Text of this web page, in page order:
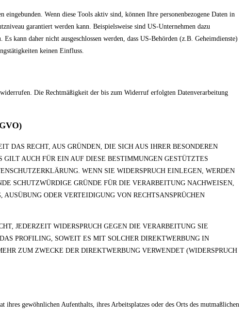
Wenn diese Tools aktiv sind, können Ihre personenbezogene Daten in
garantiert werden kann. Beispielsweise sind US-Unternehmen dazu
kann daher nicht ausgeschlossen werden, dass US-Behörden (z.B. Geheimdienste)
keinen Einfluss.
Die Rechtmäßigkeit der bis zum Widerruf erfolgten Datenverarbeitung
DAS RECHT, AUS GRÜNDEN, DIE SICH AUS IHRER BESONDEREN
AUCH FÜR EIN AUF DIESE BESTIMMUNGEN GESTÜTZTES
WENN SIE WIDERSPRUCH EINLEGEN, WERDEN
SCHUTZWÜRDIGE GRÜNDE FÜR DIE VERARBEITUNG NACHWEISEN,
ODER VERTEIDIGUNG VON RECHTSANSPRÜCHEN
JEDERZEIT WIDERSPRUCH GEGEN DIE VERARBEITUNG SIE
PROFILING, SOWEIT ES MIT SOLCHER DIREKTWERBUNG IN
ZUM ZWECKE DER DIREKTWERBUNG VERWENDET (WIDERSPRUCH
gewöhnlichen Aufenthalts, ihres Arbeitsplatzes oder des Orts des mutmaßlichen